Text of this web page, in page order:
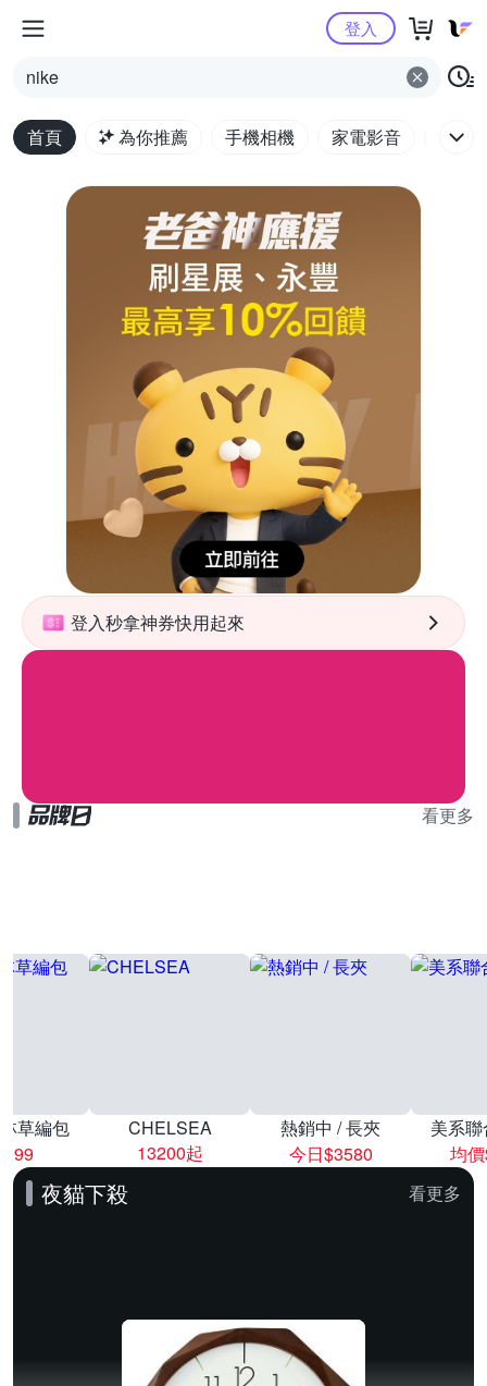
Yahoo購物中心
nike
登入
首頁 為你推薦 手機相機 家電影音 電腦
登入秒拿神券快用起來
看更多
草編包
CHELSEA
13200起
熱銷中 / 長夾
今日$3580
美系
均
夜貓下殺 看更多